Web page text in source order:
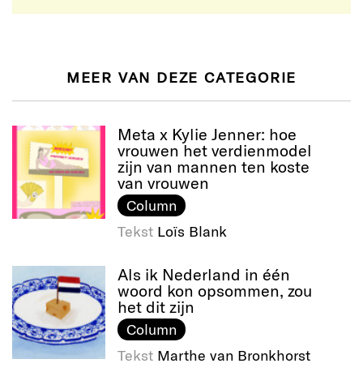
MEER VAN DEZE CATEGORIE
Meta x Kylie Jenner: hoe
vrouwen het verdienmodel
zijn van mannen ten koste
van vrouwen
Column
Tekst Loïs Blank
Als ik Nederland in één
woord kon opsommen, zou
het dit zijn
Column
Tekst Marthe van Bronkhorst